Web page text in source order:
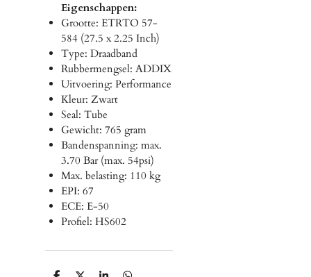
Eigenschappen:
Grootte: ETRTO 57-
584 (27.5 x 2.25 Inch)
Type: Draadband
Rubbermengsel: ADDIX
Uitvoering: Performance
Kleur: Zwart
Seal: Tube
Gewicht: 765 gram
Bandenspanning: max.
3.70 Bar (max. 54psi)
Max. belasting: 110 kg
EPI: 67
ECE: E-50
Profiel: HS602